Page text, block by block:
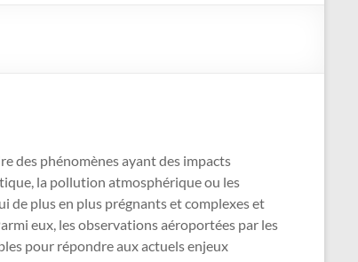
des phénomènes ayant des impacts
la pollution atmosphérique ou les
de plus en plus prégnants et complexes et
eux, les observations aéroportées par les
pour répondre aux actuels enjeux